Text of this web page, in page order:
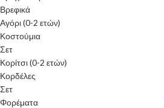
Βρεφικά
Αγόρι (0-2 ετών)
Κοστούμια
Σετ
Κορίτσι (0-2 ετών)
Κορδέλες
Σετ
Φορέματα